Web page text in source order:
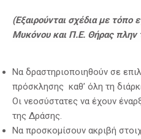
(Εξαιρούνται σχέδια με τόπο
Μυκόνου και Π.Ε. Θήρας πλην
Να δραστηριοποιηθούν σε
πρόσκλησης καθ’ όλη τη
Οι νεοσύστατες να έχουν
της Δράσης.
Να προσκομίσουν ακριβή